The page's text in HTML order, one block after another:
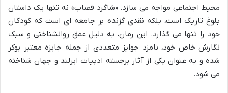
محیط اجتماعی مواجه می سازد. «شاگرد قصاب» نه تنها یک داستان
بلوغ تاریک است، بلکه نقدی گزنده بر جامعه ای است که کودکان
خود را تنها می گذارد. این رمان، به دلیل عمق روانشناختی و سبک
نگارش خاص خود، نامزد جوایز متعددی از جمله جایزه معتبر بوکر
شده و به عنوان یکی از آثار برجسته ادبیات ایرلند و جهان شناخته
می شود.